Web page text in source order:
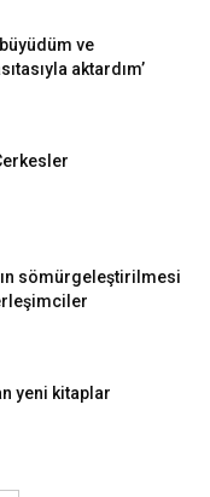
ve
aktardım’
sömürgeleştirilmesi
yeni kitaplar